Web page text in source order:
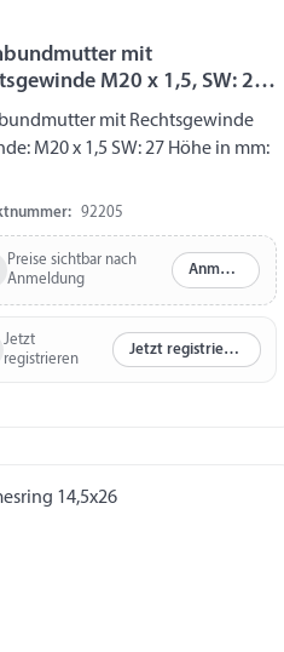
mit
M20 x 1,5, SW: 27,
in mm: -
mit Rechtsgewinde
M20 x 1,5 SW: 27 Höhe in mm:
92205
Preise sichtbar nach
Anmeldung
Anmelden
Jetzt
registrieren
Jetzt registrieren